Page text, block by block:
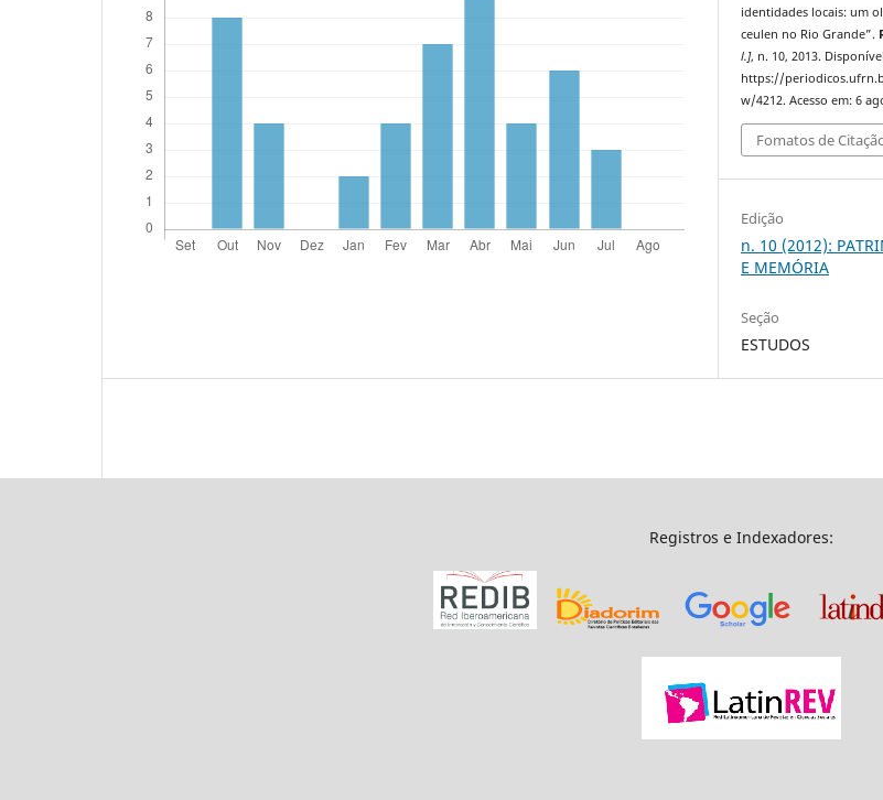
identidades locais: um
ceulen no Rio Grande”.
l.], n. 10, 2013.
https://
w/4212. Acesso em: 6
Fomatos de
Edição
n. 10 (2012):
E MEMÓRIA
Seção
ESTUDOS
Registros e Indexadores: